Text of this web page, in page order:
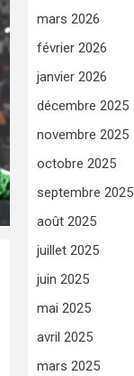
mars 2026
février 2026
janvier 2026
décembre 2025
novembre 2025
octobre 2025
septembre 2025
août 2025
juillet 2025
juin 2025
mai 2025
avril 2025
mars 2025